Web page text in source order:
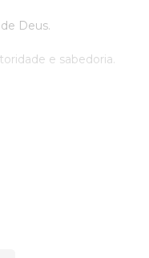
Deus.
e sabedoria.